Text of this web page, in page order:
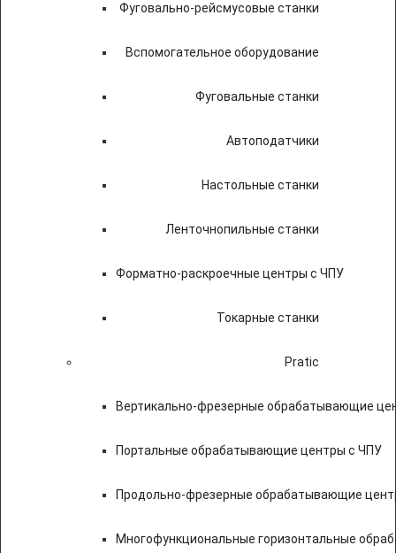
Фуговально-рейсмусовые станки
Вспомогательное оборудование
Фуговальные станки
Автоподатчики
Настольные станки
Ленточнопильные станки
Форматно-раскроечные центры с ЧПУ
Токарные станки
Pratic
Вертикально-фрезерные обрабатывающие
Портальные обрабатывающие центры с ЧПУ
Продольно-фрезерные обрабатывающие
Многофункциональные горизонтальные